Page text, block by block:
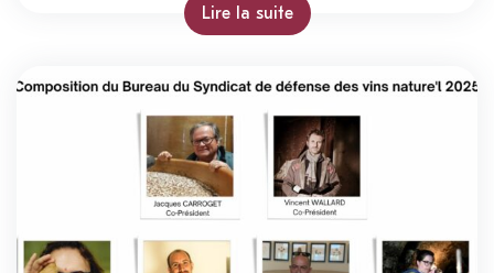
Lire la suite